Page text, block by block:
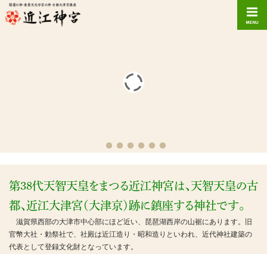
第38代天智天皇をまつる近江神宮は、天智天皇の古
都、近江大津宮（大津京）跡に鎮座する神社です。
滋賀県西部の大津市中心部にほど近い、琵琶湖西岸の山裾にあります。旧
官幣大社・勅祭社で、社殿は近江造り・昭和造りといわれ、近代神社建築の
代表として登録文化財となっています。